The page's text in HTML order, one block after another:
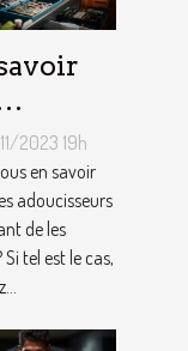
?
2023 19h
en savoir
adoucisseurs
de les
tel est le cas,